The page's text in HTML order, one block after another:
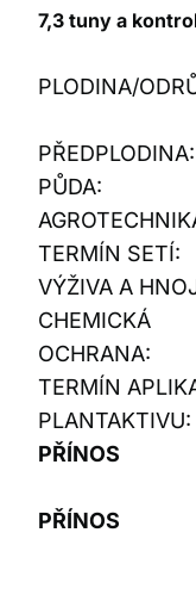
7,3 tuny a
PLODINA/
PŘEDPLODINA:
PŮDA:
TERMÍN SETÍ:
VÝŽIVA A
CHEMICKÁ
OCHRANA:
TERMÍN
PLANTAKTIVU:
PŘÍNOS
PŘÍNOS